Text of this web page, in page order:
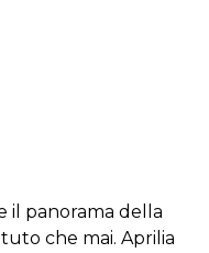
il panorama della
che mai. Aprilia